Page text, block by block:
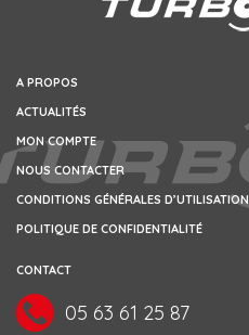
A PROPOS
ACTUALITÉS
MON COMPTE
NOUS CONTACTER
CONDITIONS GÉNÉRALES D’UTILISATION
POLITIQUE DE CONFIDENTIALITÉ
CONTACT
05 63 61 25 87